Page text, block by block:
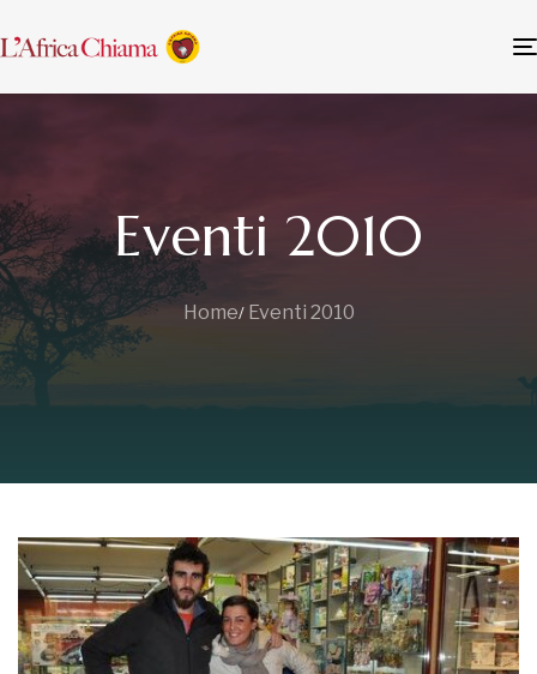
Eventi 2010
Home Eventi 2010